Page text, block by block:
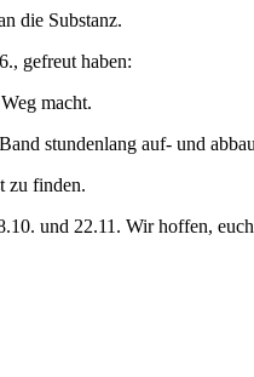
die Substanz.
gefreut haben:
macht.
stundenlang auf- und
zu finden.
und 22.11. Wir hoffen,